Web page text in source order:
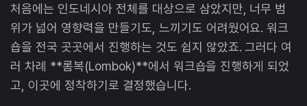
처음에는 인도네시아 전체를 대상으로 삼았지만, 너무 범
위가 넓어 영향력을 만들기도, 느끼기도 어려웠어요. 워크
숍을 전국 곳곳에서 진행하는 것도 쉽지 않았죠. 그러다 여
러 차례 **롬복(Lombok)**에서 워크숍을 진행하게 되었
고, 이곳에 정착하기로 결정했습니다.